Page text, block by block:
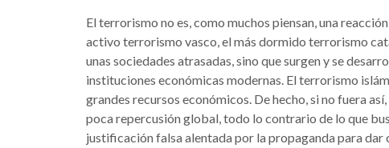
El terrorismo no es, como muchos piensan, una
activo terrorismo vasco, el más dormido terrorismo
unas sociedades atrasadas, sino que surgen y se
instituciones económicas modernas. El terrorismo
grandes recursos económicos. De hecho, si no fuera
poca repercusión global, todo lo contrario de lo que
justificación falsa alentada por la propaganda para